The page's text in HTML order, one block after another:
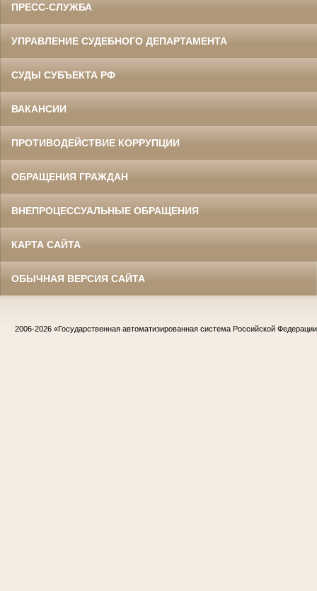
ПРЕСС-СЛУЖБА
УПРАВЛЕНИЕ СУДЕБНОГО ДЕПАРТАМЕНТА
СУДЫ СУБЪЕКТА РФ
ВАКАНСИИ
ПРОТИВОДЕЙСТВИЕ КОРРУПЦИИ
ОБРАЩЕНИЯ ГРАЖДАН
ВНЕПРОЦЕССУАЛЬНЫЕ ОБРАЩЕНИЯ
КАРТА САЙТА
ОБЫЧНАЯ ВЕРСИЯ САЙТА
2006-2026 «Государственная автоматизированная система Российской